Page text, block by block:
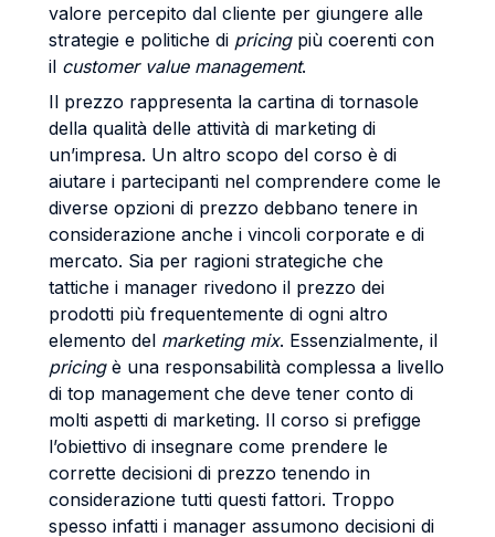
valore percepito dal cliente per giungere alle
strategie e politiche di pricing più coerenti con
il customer value management.
Il prezzo rappresenta la cartina di tornasole
della qualità delle attività di marketing di
un’impresa. Un altro scopo del corso è di
aiutare i partecipanti nel comprendere come le
diverse opzioni di prezzo debbano tenere in
considerazione anche i vincoli corporate e di
mercato. Sia per ragioni strategiche che
tattiche i manager rivedono il prezzo dei
prodotti più frequentemente di ogni altro
elemento del marketing mix. Essenzialmente, il
pricing è una responsabilità complessa a livello
di top management che deve tener conto di
molti aspetti di marketing. Il corso si prefigge
l’obiettivo di insegnare come prendere le
corrette decisioni di prezzo tenendo in
considerazione tutti questi fattori. Troppo
spesso infatti i manager assumono decisioni di